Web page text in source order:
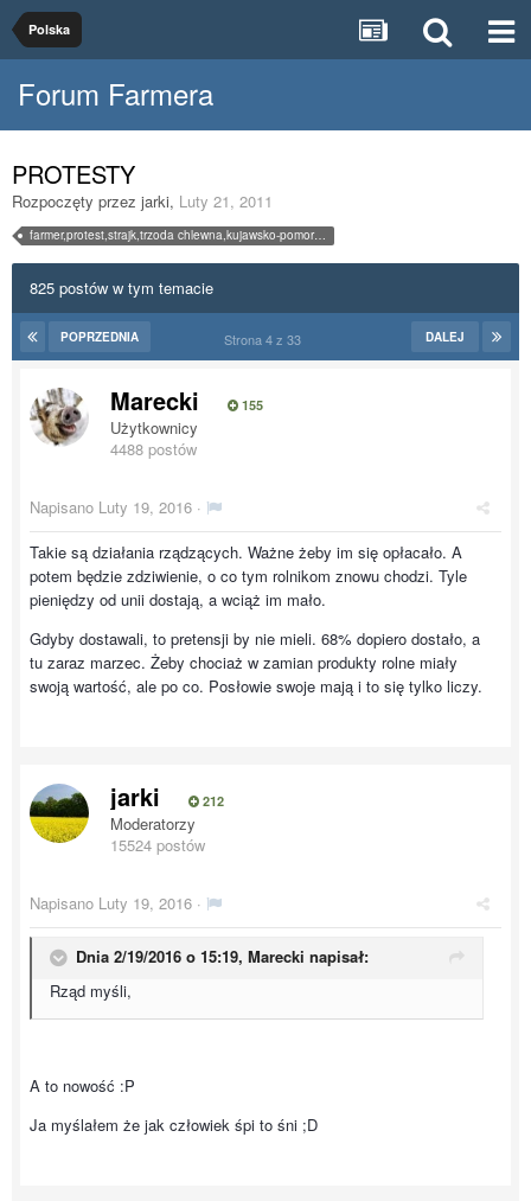
Polska
Forum Farmera
PROTESTY
Rozpoczęty przez jarki, Luty 21, 2011
farmer,protest,strajk,trzoda chlewna,kujawsko-pomorskie,świnie,tucznik,prosiak,maciora
825 postów w tym temacie
POPRZEDNIA DALEJ
Strona 4 z 33
Marecki 155
Użytkownicy
4488 postów
Napisano Luty 19, 2016 ·
Takie są działania rządzących. Ważne żeby im się opłacało. A
potem będzie zdziwienie, o co tym rolnikom znowu chodzi. Tyle
pieniędzy od unii dostają, a wciąż im mało.
Gdyby dostawali, to pretensji by nie mieli. 68% dopiero dostało, a
tu zaraz marzec. Żeby chociaż w zamian produkty rolne miały
swoją wartość, ale po co. Posłowie swoje mają i to się tylko liczy.
jarki 212
Moderatorzy
15524 postów
Napisano Luty 19, 2016 ·
Dnia 2/19/2016 o 15:19, Marecki napisał:
Rząd myśli,
A to nowość :P
Ja myślałem że jak człowiek śpi to śni ;D